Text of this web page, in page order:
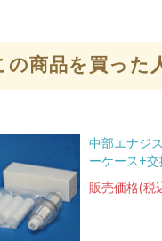
商品を買った
中部エナジ
ーケース+
販売価格(税